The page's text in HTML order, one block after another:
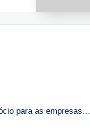
para as empresas…